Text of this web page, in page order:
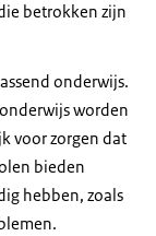
betrokken zijn
onderwijs.
worden
voor zorgen dat
bieden
hebben, zoals